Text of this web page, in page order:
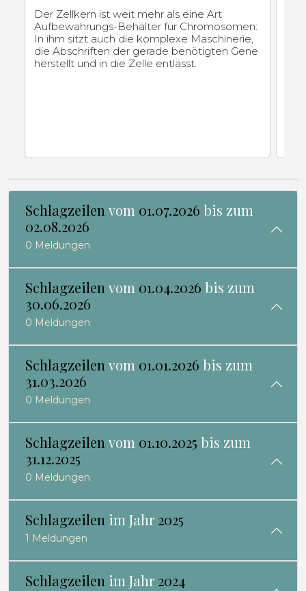
Der Zellkern ist weit mehr als eine Art
Aufbewahrungs-Behälter für Chromosomen:
In ihm sitzt auch die komplexe Maschinerie,
die Abschriften der gerade benötigten Gene
herstellt und in die Zelle entlässt.
Schlagzeilen vom 01.07.2026 bis zum
02.08.2026
0 Meldungen
Schlagzeilen vom 01.04.2026 bis zum
30.06.2026
0 Meldungen
Schlagzeilen vom 01.01.2026 bis zum
31.03.2026
0 Meldungen
Schlagzeilen vom 01.10.2025 bis zum
31.12.2025
0 Meldungen
Schlagzeilen im Jahr 2025
1 Meldungen
Schlagzeilen im Jahr 2024